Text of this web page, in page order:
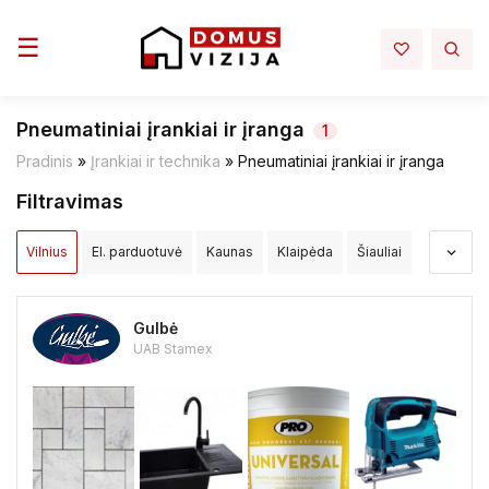
Toggle navigation
☰
Filtravimas
Vilnius El. parduotuvė Kaunas Klaipėda Šiauliai
Panevėžys Alytus Akmenės raj. Alytaus raj.
Anykščių raj. Birštono sav.
Druskininkų sav. Elektrėnų sav. Ignalinos raj.
Jonavos raj. Joniškio raj. Jurbarko raj.
Pneumatiniai įrankiai ir įranga
1
Pradinis » Įrankiai ir technika » Pneumatiniai įrankiai ir įranga
Gulbė
UAB Stamex